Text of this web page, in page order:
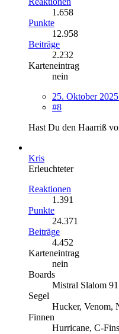
1.658
Punkte
12.958
Beiträge
2.232
Karteneintrag
nein
25. Oktober
#8
Hast Du den Haarriß
Kris
Erleuchteter
Reaktionen
1.391
Punkte
24.371
Beiträge
4.452
Karteneintrag
nein
Boards
Mistral Slalom
Segel
Hucker,
Finnen
Hurricane, C-